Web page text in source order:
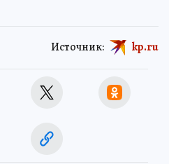
Источник: kp.ru